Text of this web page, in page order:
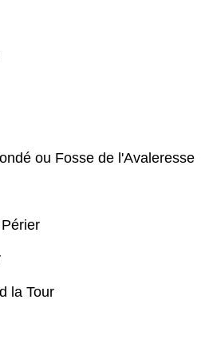
ou Fosse de l'Avaleresse
la Tour